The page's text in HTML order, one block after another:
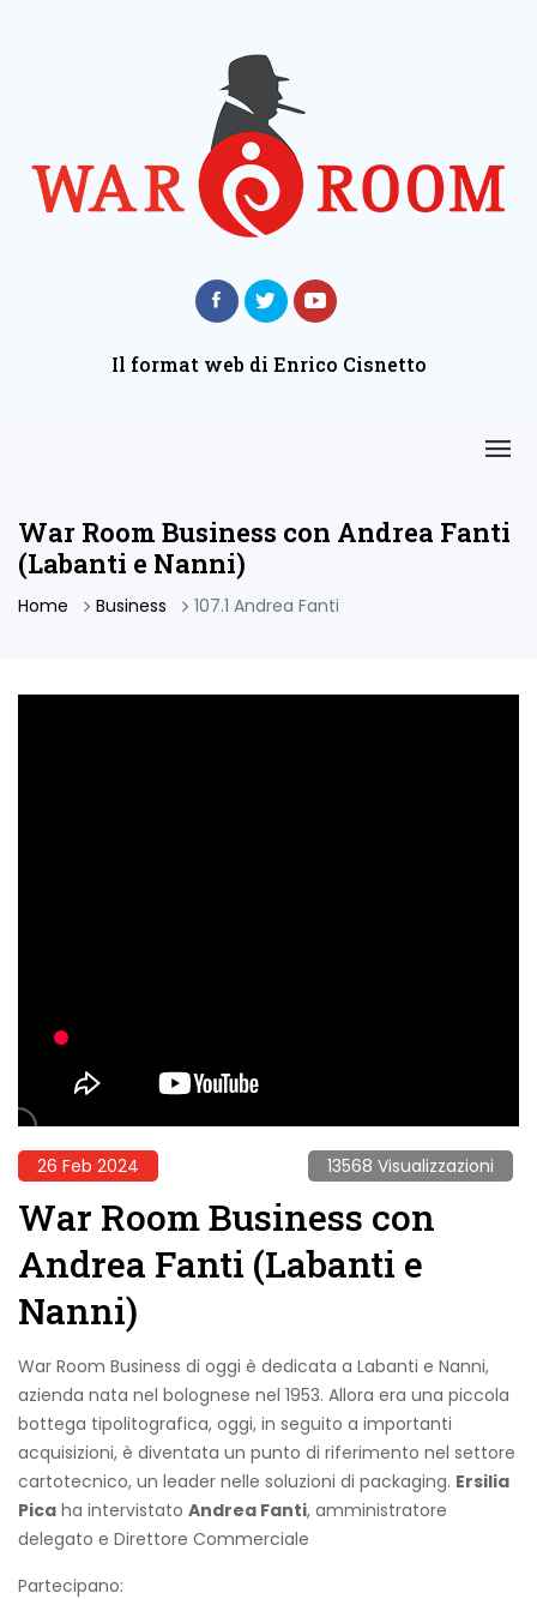
Il format web di Enrico Cisnetto
War Room Business con Andrea Fanti
(Labanti e Nanni)
Home Business 107.1 Andrea Fanti
26 Feb 2024 13568 Visualizzazioni
War Room Business con
Andrea Fanti (Labanti e
Nanni)
War Room Business di oggi è dedicata a Labanti e Nanni,
azienda nata nel bolognese nel 1953. Allora era una piccola
bottega tipolitografica, oggi, in seguito a importanti
acquisizioni, è diventata un punto di riferimento nel settore
cartotecnico, un leader nelle soluzioni di packaging. Ersilia
Pica ha intervistato Andrea Fanti, amministratore
delegato e Direttore Commerciale
Partecipano: